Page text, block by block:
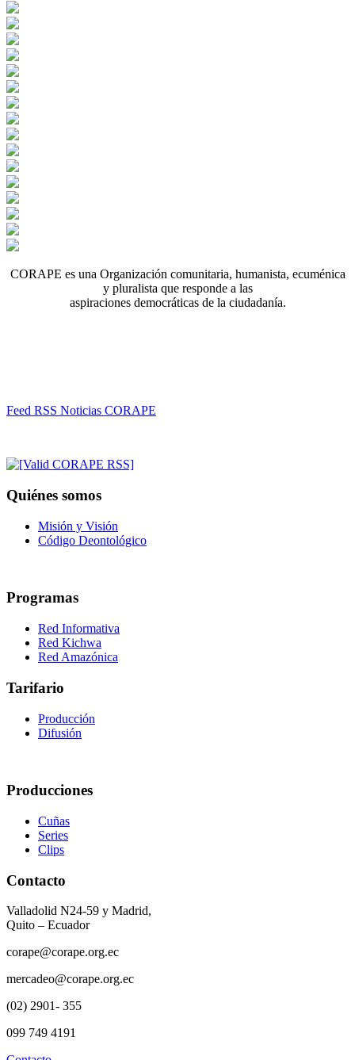
CORAPE es una Organización comunitaria, humanista, ecuménica
y pluralista que responde a las
aspiraciones democráticas de la ciudadanía.
Feed RSS Noticias CORAPE
Quiénes somos
Misión y Visión
Código Deontológico
Programas
Red Informativa
Red Kichwa
Red Amazónica
Tarifario
Producción
Difusión
Producciones
Cuñas
Series
Clips
Contacto
Valladolid N24-59 y Madrid,
Quito – Ecuador
corape@corape.org.ec
mercadeo@corape.org.ec
(02) 2901- 355
099 749 4191